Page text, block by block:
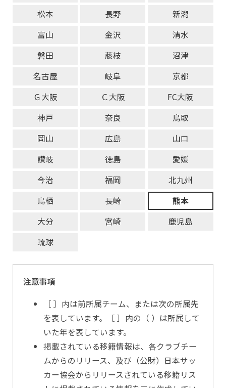
松本
長野
新潟
富山
金沢
清水
磐田
藤枝
沼津
名古屋
岐阜
京都
Ｇ大阪
Ｃ大阪
FC大阪
神戸
奈良
鳥取
岡山
広島
山口
讃岐
徳島
愛媛
今治
福岡
北九州
鳥栖
長崎
熊本
大分
宮崎
鹿児島
琉球
注意事項
［ ］内は前所属チーム、または次の所属先
を表しています。［ ］内の（ ）は所属して
いた年を表しています。
掲載されている移籍情報は、各クラブチー
ムからのリリース、及び（公財）日本サッ
カー協会からリリースされている移籍リス